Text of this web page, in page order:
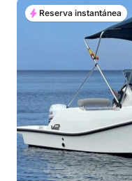
Reserva instantánea